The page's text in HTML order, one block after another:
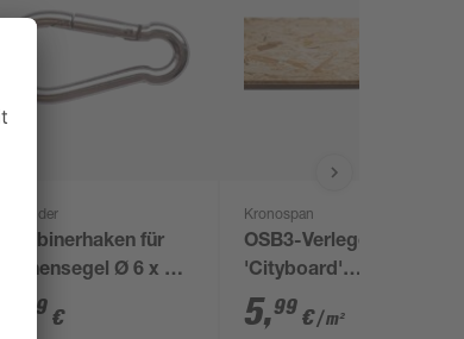
Schneider
Karabinerhaken für
Sonnensegel Ø 6 x 60
99 €
Kronospan
OSB3-Verlegeplatte
'Cityboard'
ungeschliffen 1690 x
634 x 12 mm
5,99 €/ m²